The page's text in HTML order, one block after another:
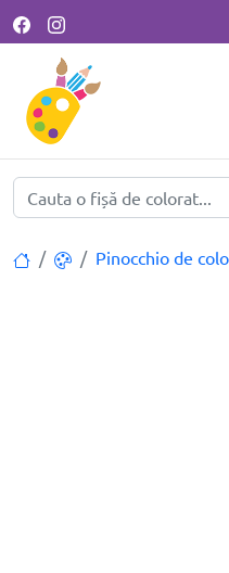
Pinocchio de